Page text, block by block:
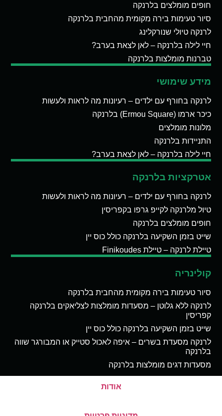
חופים מומלצים בלרנקה
סיור טעימות בירה מקומית מהחבית בלרנקה
לרנקה טיולי שנורקלינג
חיי לילה בלרנקה – לאן לצאת בערב?
טברנות מומלצות בלרנקה
מידע שימושי
לרנקה בחורף עם ילדים – רעיונות מה לראות ולעשות
כיכר ארמו (Ermou Square) בלרנקה
מלונות מומלצים
התניידות בלרנקה
חיי לילה בלרנקה – לאן לצאת בערב?
אטרקציות בלרנקה
לרנקה בחורף עם ילדים – רעיונות מה לראות ולעשות
טיול מלרנקה לקייפ גרפו בקפריסין
חופים מומלצים בלרנקה
שייט בזמן השקיעה בלרנקה כולל כוס יין
טיילת לרנקה – טיילת Finikoudes
קולינריה
סיור טעימות בירה מקומית מהחבית בלרנקה
לרנקה ללא גלוטן – מסעדות מומלצות לצליאקים בלרנקה
קפריסין
שייט בזמן השקיעה בלרנקה כולל כוס יין
לרנקה מסעדת בשרים – איפה לאכול סטייק או המבורגר שווה
בלרנקה
מסעדות דגים מומלצות בלרנקה
אודות